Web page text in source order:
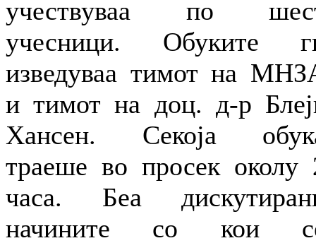
учествуваа по
учесници. Обуките
изведуваа тимот на
и тимот на доц. д-р
Хансен. Секоја
траеше во просек околу
часа. Беа
начините со кои